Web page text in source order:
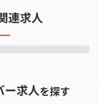
連求人
ー求人を探す